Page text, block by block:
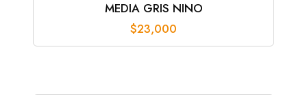
MEDIA GRIS NINO
$23,000